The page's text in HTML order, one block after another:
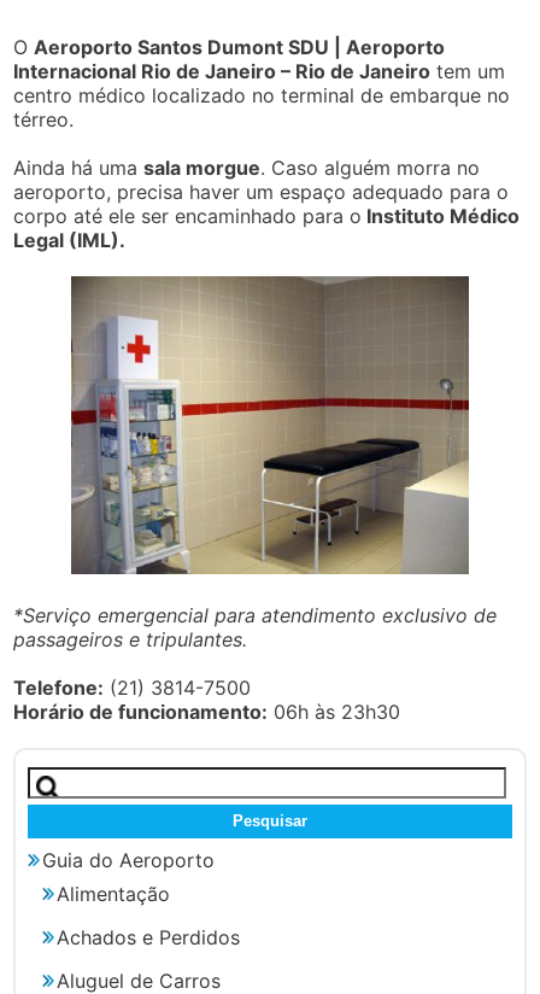
OAeroporto Santos Dumont SDU | Aeroporto
Internacional Rio de Janeiro – Rio de Janeiro tem um
centro médico localizado no terminal de embarque no
térreo.
Ainda há umasala morgue. Caso alguém morra no
aeroporto, precisa haver um espaço adequado para o
corpo até ele ser encaminhado para o Instituto Médico
Legal (IML).
*Serviço emergencial para atendimento exclusivo de
passageiros e tripulantes.
Telefone: (21) 3814-7500
Horário de funcionamento: 06h às 23h30
Pesquisar
por:
Guia do Aeroporto
Alimentação
Achados e Perdidos
Aluguel de Carros